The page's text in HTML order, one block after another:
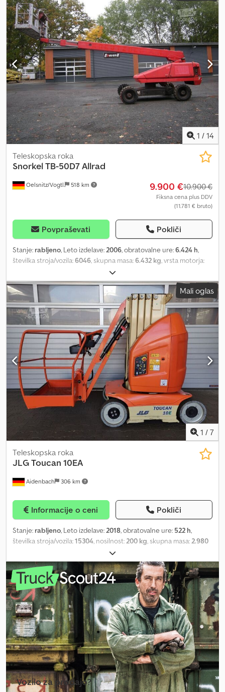
25,6 m – 4x4x4 Leto izdelave: 2014 Delovne ure: 4499 Gorivo: dizel
Tip: členasta dvižna platforma Kategorija: delovna platforma Višina
delovanja: 25,6 m Doseg: 16,2 m Nosilnost: 230 kg Teža: 15950 kg
Transportne dimenzije: 9,5 m x 2,38 m x 2,67 m Na zalogi Oprema:
štirikolesni pogon (4x4x4), štirikolesni pogon, štirikolesno
krmiljenje, vrtljiva košara, navpično vrtenje do 140° Dedoztay Ispfx
Apcskr Opis: Haulotte HA260PX 4x4x4, členasta dvižna platforma!
Takoj pripravljena za uporabo. Stroj je v dobrem stanju. Če imate
kakšna vprašanja o tem stroju, mi pišite na e-pošto. Govorimo: -
angleščino - nemščino - madžarščino
1 / 14
Oelsnitz/Vogtl. 518 km
Teleskopska roka
SnorkelTB-50D7 Allrad
9.900 €10.900 €
Fiksna cena plus DDV
(11.781 € bruto)
Povpraševati Pokliči
Stanje: rabljeno, Leto izdelave: 2006, obratovalne ure:6.424 h,
številka stroja/vozila:6046 , skupna masa:6.432 kg , vrsta motorja:
dizel, proizvajalec: Snorkel Dedpfozb Timsx Apcskr
Mali oglas
1 / 7
Aidenbach 306 km
Teleskopska roka
JLGToucan 10EA
Informacije o ceni Pokliči
Stanje: rabljeno, Leto izdelave:2018, obratovalne ure: 522 h,
številka stroja/vozila:15304, nosilnost:200 kg, skupna masa:2.980
, največja širina izdelka:
delovna višina:10.150 mm, tip motorja: električni, proizvajalec: JLG
Dsdpfx Ajzc Tldjpcekr
Vozilo za prodajo?